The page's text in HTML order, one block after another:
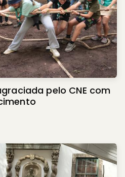
pelo CNE com